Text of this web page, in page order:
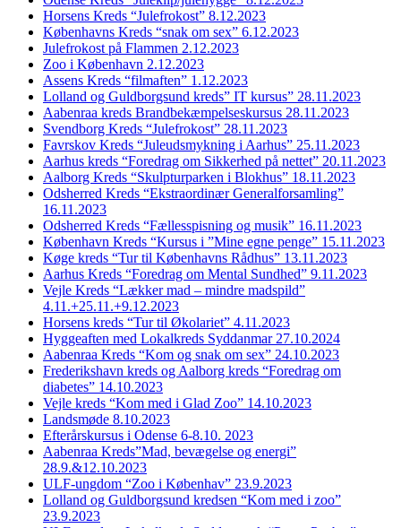
Horsens Kreds “Julefrokost” 8.12.2023
Københavns Kreds “snak om sex” 6.12.2023
Julefrokost på Flammen 2.12.2023
Zoo i København 2.12.2023
Assens Kreds “filmaften” 1.12.2023
Lolland og Guldborgsund kreds” IT kursus” 28.11.2023
Aabenraa kreds Brandbekæmpelseskursus 28.11.2023
Svendborg Kreds “Julefrokost” 28.11.2023
Favrskov Kreds “Juleudsmykning i Aarhus” 25.11.2023
Aarhus kreds “Foredrag om Sikkerhed på nettet” 20.11.2023
Aalborg Kreds “Skulpturparken i Blokhus” 18.11.2023
Odsherred Kreds “Ekstraordinær Generalforsamling”
16.11.2023
Odsherred Kreds “Fællesspisning og musik” 16.11.2023
København Kreds “Kursus i ”Mine egne penge” 15.11.2023
Køge kreds “Tur til Københavns Rådhus” 13.11.2023
Aarhus Kreds “Foredrag om Mental Sundhed” 9.11.2023
Vejle Kreds “Lækker mad – mindre madspild”
4.11.+25.11.+9.12.2023
Horsens kreds “Tur til Økolariet” 4.11.2023
Hyggeaften med Lokalkreds Syddanmar 27.10.2024
Aabenraa Kreds “Kom og snak om sex” 24.10.2023
Frederikshavn kreds og Aalborg kreds “Foredrag om
diabetes” 14.10.2023
Vejle kreds “Kom med i Glad Zoo” 14.10.2023
Landsmøde 8.10.2023
Efterårskursus i Odense 6-8.10. 2023
Aabenraa Kreds”Mad, bevægelse og energi”
28.9.&12.10.2023
ULF-ungdom “Zoo i Københav” 23.9.2023
Lolland og Guldborgsund kredsen “Kom med i zoo”
23.9.2023